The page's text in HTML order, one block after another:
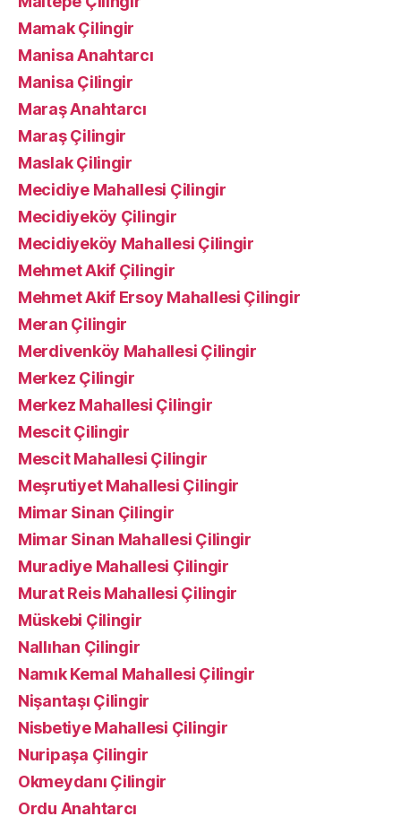
Mamak Çilingir
Manisa Anahtarcı
Manisa Çilingir
Maraş Anahtarcı
Maraş Çilingir
Maslak Çilingir
Mecidiye Mahallesi Çilingir
Mecidiyeköy Çilingir
Mecidiyeköy Mahallesi Çilingir
Mehmet Akif Çilingir
Mehmet Akif Ersoy Mahallesi Çilingir
Meran Çilingir
Merdivenköy Mahallesi Çilingir
Merkez Çilingir
Merkez Mahallesi Çilingir
Mescit Çilingir
Mescit Mahallesi Çilingir
Meşrutiyet Mahallesi Çilingir
Mimar Sinan Çilingir
Mimar Sinan Mahallesi Çilingir
Muradiye Mahallesi Çilingir
Murat Reis Mahallesi Çilingir
Müskebi Çilingir
Nallıhan Çilingir
Namık Kemal Mahallesi Çilingir
Nişantaşı Çilingir
Nisbetiye Mahallesi Çilingir
Nuripaşa Çilingir
Okmeydanı Çilingir
Ordu Anahtarcı